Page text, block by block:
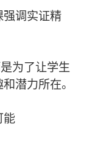
调实证精
为了让学生
潜力所在。
能